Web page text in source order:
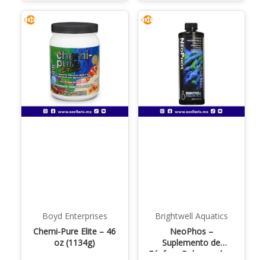
Boyd Enterprises
Chemi-Pure Elite – 46
oz (1134g)
Brightwell Aquatics
NeoPhos –
Suplemento de
Fósforo Balanceado –